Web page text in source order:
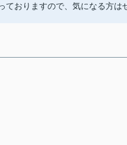
おりますので、気になる方は